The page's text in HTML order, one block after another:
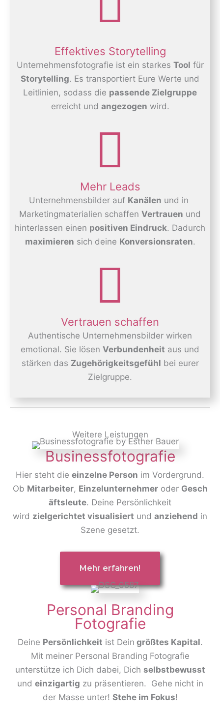
Effektives Storytelling
Unternehmensfotografie ist ein starkes Tool für
Storytelling. Es transportiert Eure Werte und
Leitlinien, sodass die passende Zielgruppe
erreicht und angezogen wird.
Mehr Leads
Unternehmensbilder auf Kanälen und in
Marketingmaterialien schaffen Vertrauen und
hinterlassen einen positiven Eindruck. Dadurch
maximieren sich deine Konversionsraten.
Vertrauen schaffen
Authentische Unternehmensbilder wirken
emotional. Sie lösen Verbundenheit aus und
stärken das Zugehörigkeitsgefühl bei eurer
Zielgruppe.
Weitere Leistungen
Businessfotografie
Hier steht die einzelne Person im Vordergrund.
Ob Mitarbeiter, Einzelunternehmeroder Gesch
äftsleute. Deine Persönlichkeit
wird zielgerichtet visualisiert und anziehend in
Szene gesetzt.
Mehr erfahren!
Personal Branding
Fotografie
Deine Persönlichkeit ist Dein größtes Kapital.
Mit meiner Personal Branding Fotografie
unterstütze ich Dich dabei, Dich selbstbewusst
und einzigartig zu präsentieren. Gehe nicht in
der Masse unter! Stehe im Fokus!